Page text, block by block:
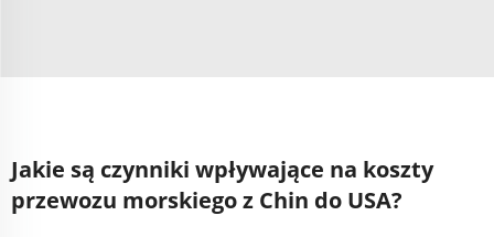
Jakie są czynniki wpływające na koszty
przewozu morskiego z Chin do USA?